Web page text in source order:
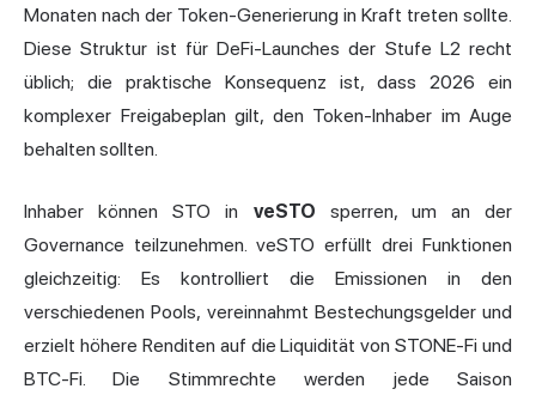
Monaten nach der Token-Generierung in Kraft treten sollte.
Diese Struktur ist für DeFi-Launches der Stufe L2 recht
üblich; die praktische Konsequenz ist, dass 2026 ein
komplexer Freigabeplan gilt, den Token-Inhaber im Auge
behalten sollten.
Inhaber können STO in veSTO sperren, um an der
Governance teilzunehmen. veSTO erfüllt drei Funktionen
gleichzeitig: Es kontrolliert die Emissionen in den
verschiedenen Pools, vereinnahmt Bestechungsgelder und
erzielt höhere Renditen auf die Liquidität von STONE-Fi und
BTC-Fi. Die Stimmrechte werden jede Saison